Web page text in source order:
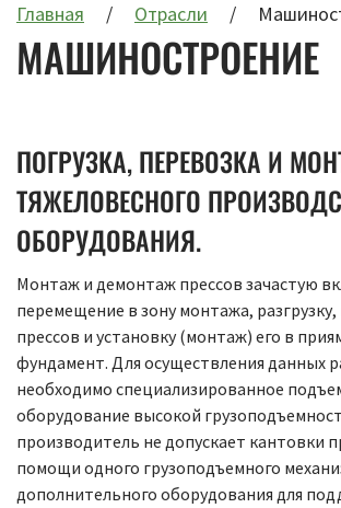
Главная Отрасли
МАШИНОСТРОЕНИЕ
ПОГРУЗКА, ПЕРЕВОЗКА И
ТЯЖЕЛОВЕСНОГО
ОБОРУДОВАНИЯ.
Монтаж и демонтаж прессов зачастую
перемещение в зону монтажа,
прессов и установку (монтаж) его в
фундамент. Для осуществления данных
необходимо специализированное
оборудование высокой
производитель не допускает кантовки
помощи одного грузоподъемного
дополнительного оборудования для